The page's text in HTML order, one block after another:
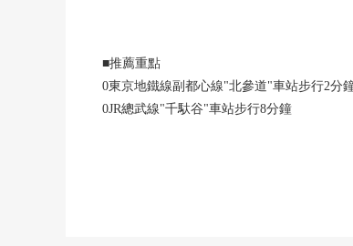
■推薦重點
0東京地鐵線副都心線"北參道"車站步行2分
0JR總武線"千馱谷"車站步行8分鐘